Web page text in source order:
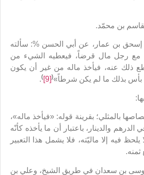
بن محمّد.
إسحق بن عمار، عن أبي الحسن %: سألته
مع رجل مال قرضاً، فيعطيه الشيء من
ذلك عنه، فيأخذ ماله من غير أن يكون
بأس بذلك ما لم يكن شرطاً»(
[9]
)
.
بالمثلي؛ بقرينة قوله: «فيأخذ ماله»،
الدرهم والدينار، باعتبار أن ما يأخذه كأنّه
فيه إلا ماليّته، فلا يشمل هذا التعبير
ثمنه.
بن سعدان في طريق الشيخ، وعلي بن